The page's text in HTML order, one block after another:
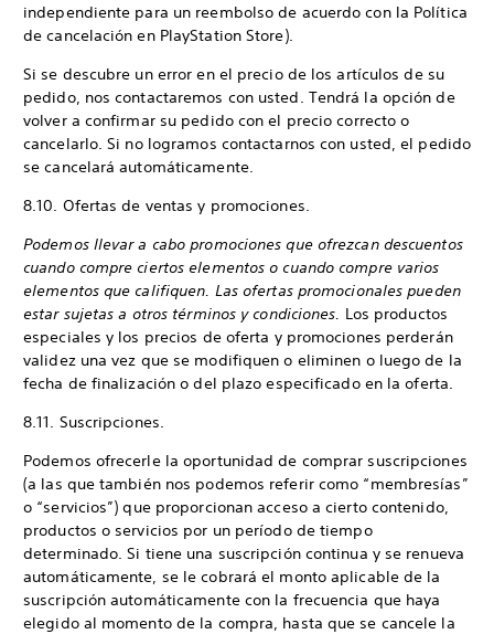
independiente para un reembolso de acuerdo con la Política
de cancelación en PlayStation Store).
Si se descubre un error en el precio de los artículos de su
pedido, nos contactaremos con usted. Tendrá la opción de
volver a confirmar su pedido con el precio correcto o
cancelarlo. Si no logramos contactarnos con usted, el pedido
se cancelará automáticamente.
8.10. Ofertas de ventas y promociones.
Podemos llevar a cabo promociones que ofrezcan descuentos
cuando compre ciertos elementos o cuando compre varios
elementos que califiquen. Las ofertas promocionales pueden
estar sujetas a otros términos y condiciones. Los productos
especiales y los precios de oferta y promociones perderán
validez una vez que se modifiquen o eliminen o luego de la
fecha de finalización o del plazo especificado en la oferta.
8.11. Suscripciones.
Podemos ofrecerle la oportunidad de comprar suscripciones
(a las que también nos podemos referir como “membresías”
o “servicios”) que proporcionan acceso a cierto contenido,
productos o servicios por un período de tiempo
determinado. Si tiene una suscripción continua y se renueva
automáticamente, se le cobrará el monto aplicable de la
suscripción automáticamente con la frecuencia que haya
elegido al momento de la compra, hasta que se cancele la